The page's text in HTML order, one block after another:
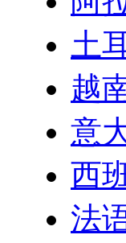
土
越
意
西
法